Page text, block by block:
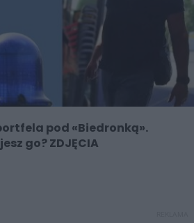
pod «Biedronką».
go? ZDJĘCIA